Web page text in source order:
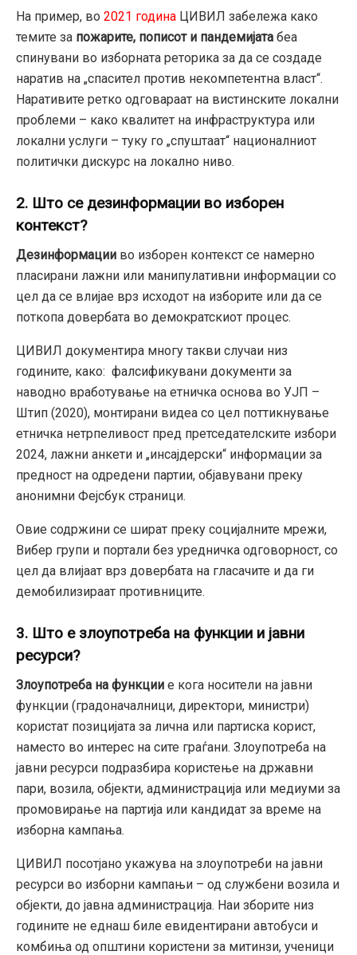
На пример, во 2021 година ЦИВИЛ забележа како
темите за пожарите, пописот и пандемијата беа
спинувани во изборната реторика за да се создаде
наратив на „спасител против некомпетентна власт“.
Наративите ретко одговараат на вистинските локални
проблеми – како квалитет на инфраструктура или
локални услуги – туку го „спуштаат“ националниот
политички дискурс на локално ниво.
2. Што се дезинформации во изборен
контекст?
Дезинформации во изборен контекст се намерно
пласирани лажни или манипулативни информации со
цел да се влијае врз исходот на изборите или да се
поткопа довербата во демократскиот процес.
ЦИВИЛ документира многу такви случаи низ
годините, како: фалсификувани документи за
наводно вработување на етничка основа во УЈП –
Штип (2020), монтирани видеа со цел поттикнување
етничка нетрпеливост пред претседателските избори
2024, лажни анкети и „инсајдерски“ информации за
предност на одредени партии, објавувани преку
анонимни Фејсбук страници.
Овие содржини се шират преку социјалните мрежи,
Вибер групи и портали без уредничка одговорност, со
цел да влијаат врз довербата на гласачите и да ги
демобилизираат противниците.
3. Што е злоупотреба на функции и јавни
ресурси?
Злоупотреба на функции е кога носители на јавни
функции (градоначалници, директори, министри)
користат позицијата за лична или партиска корист,
наместо во интерес на сите граѓани. Злоупотреба на
јавни ресурси подразбира користење на државни
пари, возила, објекти, администрација или медиуми за
промовирање на партија или кандидат за време на
изборна кампања.
ЦИВИЛ посотјано укажува на злоупотреби на јавни
ресурси во изборни кампањи – од службени возила и
објекти, до јавна администрација. Наи зборите низ
годините не еднаш биле евидентирани автобуси и
комбиња од општини користени за митинзи, ученици